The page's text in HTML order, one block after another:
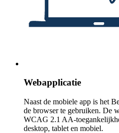
Webapplicatie
Naast de mobiele app is het
de browser te gebruiken. De
WCAG 2.1 AA-
desktop, tablet en mobiel.